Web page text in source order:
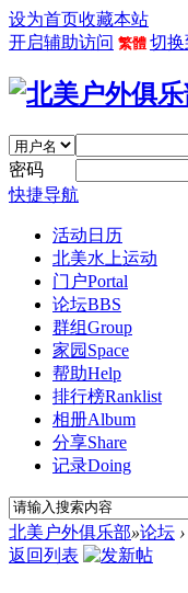
设为首页收藏本站
开启辅助访问 繁體 切换
密码
快捷导航
活动日历
北美水上运动
门户Portal
论坛BBS
群组Group
家园 Space
帮助Help
排行榜Ranklist
相册Album
分享Share
记录Doing
北美户外俱乐部»论坛 ›
返回列表